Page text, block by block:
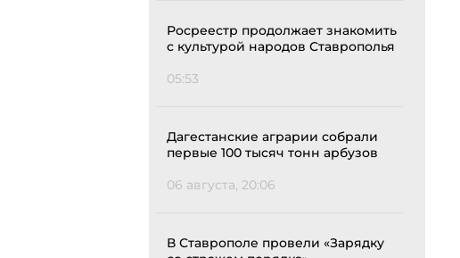
Росреестр продолжает знакомить
с культурой народов Ставрополья
05:53
Дагестанские аграрии собрали
первые 100 тысяч тонн арбузов
06 августа, 20:06
В Ставрополе провели «Зарядку